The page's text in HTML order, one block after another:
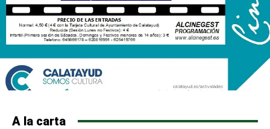
A la carta